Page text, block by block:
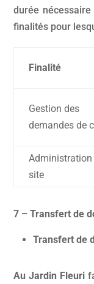
durée
finalités pour
Finalité
Gestion des
demandes de
Administration
site
7 – Transfert de
Transfert de
Au Jardin Fleuri